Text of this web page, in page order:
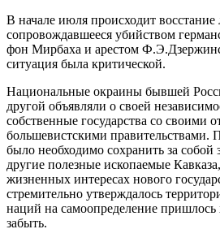
В начале июля происходит восстание
сопровождавшееся убийством
фон Мирбаха и арестом
ситуация была критической.
Национальные окраины бывшей
другой объявляли о своей
собственные государства со своими
большевистскими правительствами.
было необходимо сохранить за
другие полезные ископаемые
жизненных интересах нового
стремительно утверждалось
наций на самоопределение пришлось
забыть.